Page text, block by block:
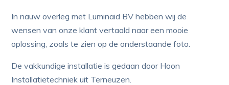
In nauw overleg met Luminaid BV hebben wij de
wensen van onze klant vertaald naar een mooie
oplossing, zoals te zien op de onderstaande foto.
De vakkundige installatie is gedaan door Hoon
Installatietechniek uit Terneuzen.